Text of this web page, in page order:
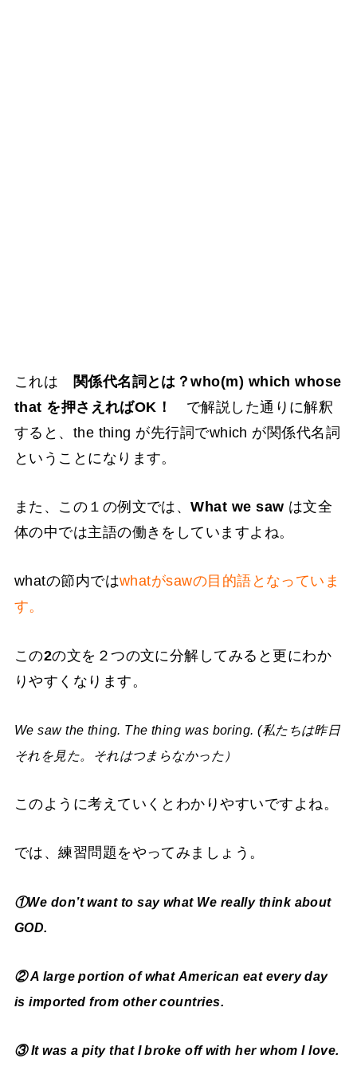
これは
関係代名詞とは？who(m) which whose
that を押さえればOK！
で解説した通りに解釈
すると、the thing が先行詞でwhich が関係代名詞
ということになります。
また、この１の例文では、What we saw は文全
体の中では主語の働きをしていますよね。
whatの節内ではwhatがsawの目的語となっていま
す。
この2の文を２つの文に分解してみると更にわか
りやすくなります。
We saw the thing. The thing was boring. (私たちは昨日
それを見た。それはつまらなかった）
このように考えていくとわかりやすいですよね。
では、練習問題をやってみましょう。
①We don’t want to say what We really think about
GOD.
② A large portion of what American eat every day
is imported from other countries.
③ It was a pity that I broke off with her whom I love.